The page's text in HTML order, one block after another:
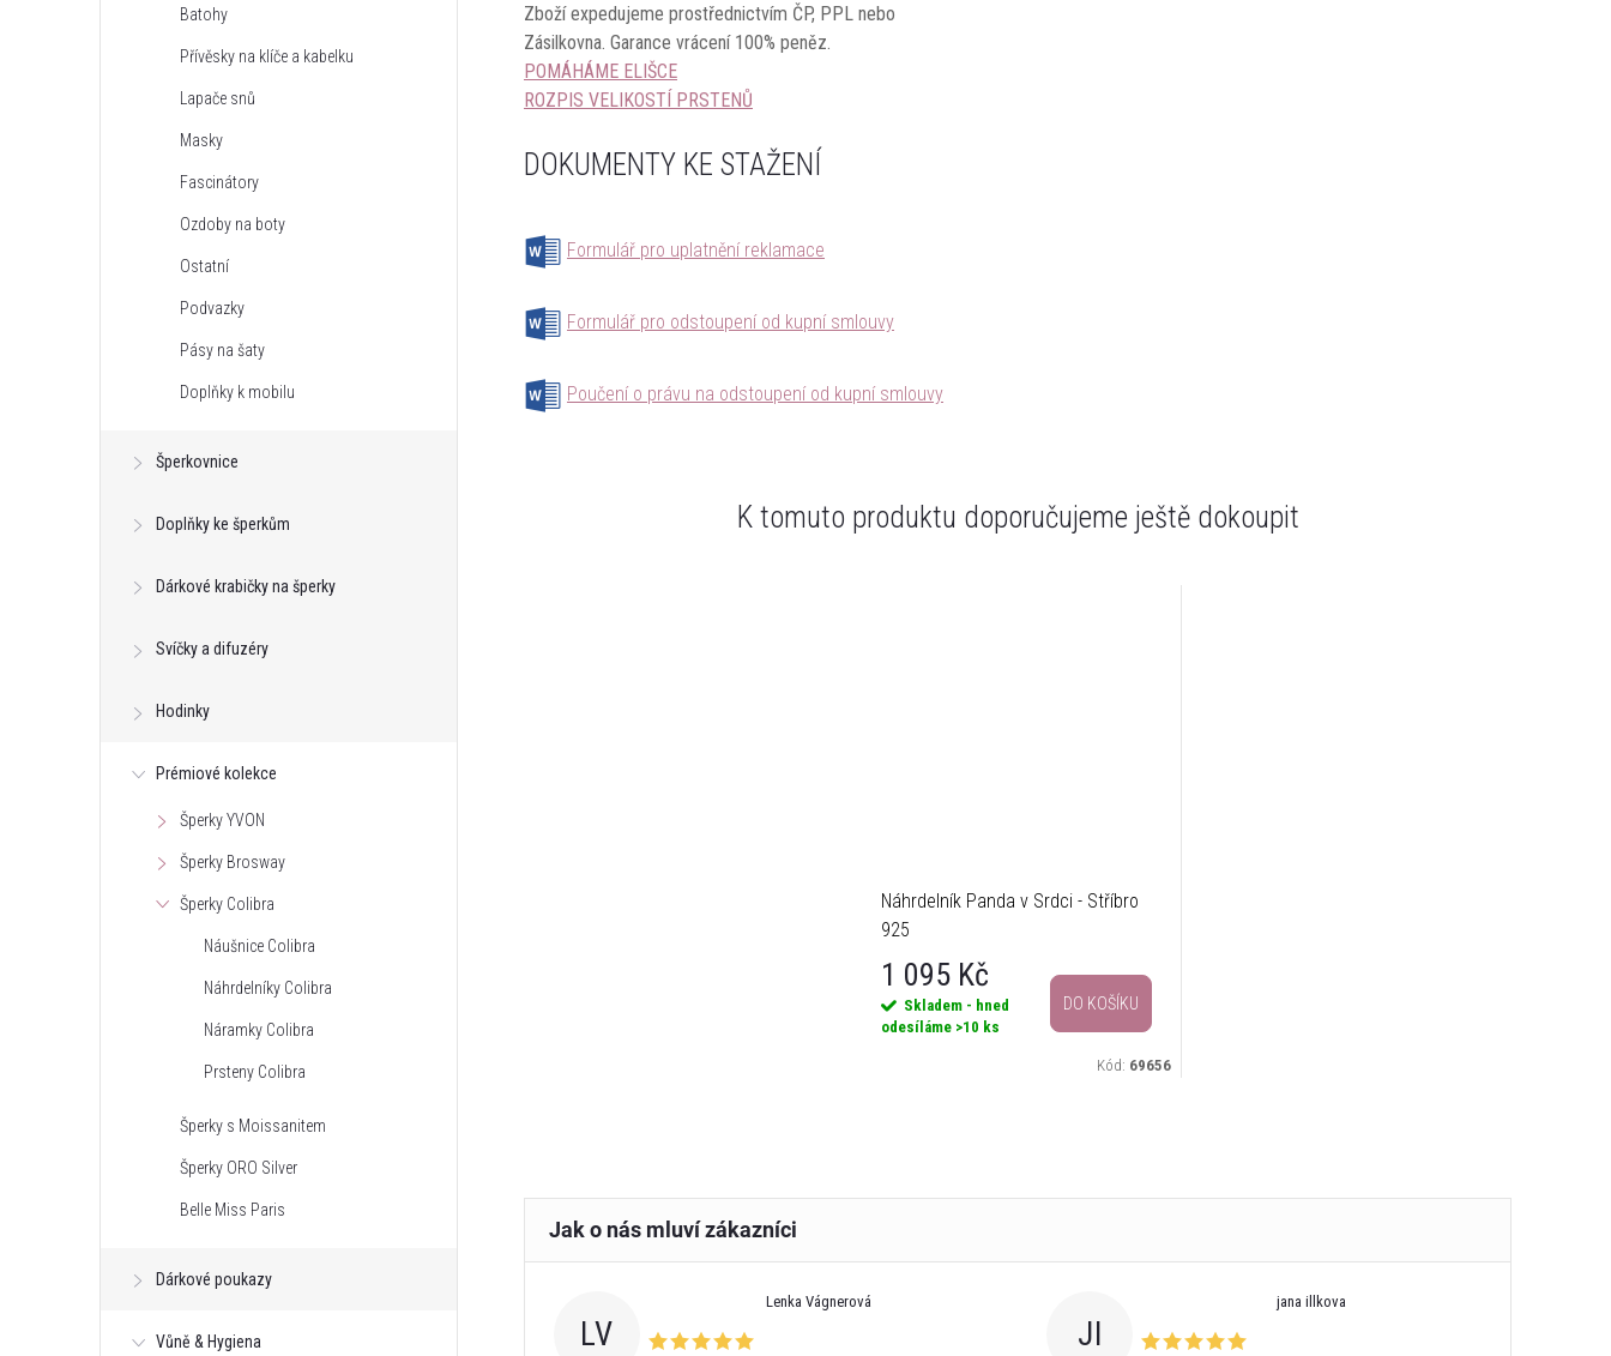
Batohy
Přívěsky na klíče a kabelku
Lapače snů
Masky
Fascinátory
Ozdoby na boty
Ostatní
Podvazky
Pásy na šaty
Doplňky k mobilu
Šperkovnice
Doplňky ke šperkům
Dárkové krabičky na šperky
Svíčky a difuzéry
Hodinky
Prémiové kolekce
Šperky YVON
Šperky Brosway
Šperky Colibra
Náušnice Colibra
Náhrdelníky Colibra
Náramky Colibra
Prsteny Colibra
Šperky s Moissanitem
Šperky ORO Silver
Belle Miss Paris
Dárkové poukazy
Vůně & Hygiena
Zboží expedujeme prostřednictvím ČP, PPL nebo
Zásilkovna. Garance vrácení 100% peněz.
POMÁHÁME ELIŠCE
ROZPIS VELIKOSTÍ PRSTENŮ
DOKUMENTY KE STAŽENÍ
Formulář pro uplatnění reklamace
Formulář pro odstoupení od kupní smlouvy
Poučení o právu na odstoupení od kupní smlouvy
K tomuto produktu doporučujeme ještě dokoupit
Náhrdelník Panda v Srdci - Stříbro
925
1 095 Kč
Skladem - hned
odesíláme >10 ks
DO KOŠÍKU
Kód: 69656
LV
Lenka Vágnerová
JI
jana illkova